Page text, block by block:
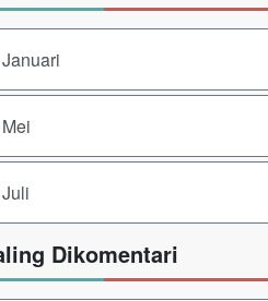
Januari
Mei
Juli
Dikomentari